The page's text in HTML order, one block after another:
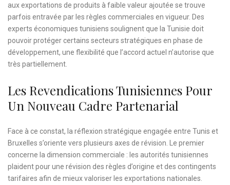
aux exportations de produits à faible valeur ajoutée se trouve
parfois entravée par les règles commerciales en vigueur. Des
experts économiques tunisiens soulignent que la Tunisie doit
pouvoir protéger certains secteurs stratégiques en phase de
développement, une flexibilité que l’accord actuel n’autorise que
très partiellement.
Les Revendications Tunisiennes Pour
Un Nouveau Cadre Partenarial
Face à ce constat, la réflexion stratégique engagée entre Tunis et
Bruxelles s’oriente vers plusieurs axes de révision. Le premier
concerne la dimension commerciale : les autorités tunisiennes
plaident pour une révision des règles d’origine et des contingents
tarifaires afin de mieux valoriser les exportations nationales.